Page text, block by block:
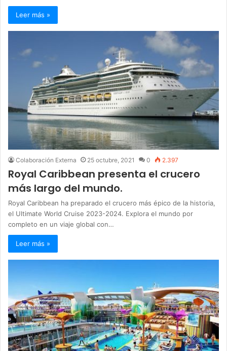
Leer más »
Colaboración Externa 25 octubre, 2021 0 2.397
Royal Caribbean presenta el crucero
más largo del mundo.
Royal Caribbean ha preparado el crucero más épico de la historia,
el Ultimate World Cruise 2023-2024. Explora el mundo por
completo en un viaje global con…
Leer más »